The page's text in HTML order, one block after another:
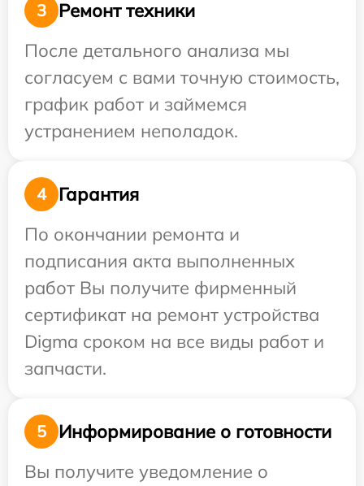
3
Ремонт техники
После детального анализа мы
согласуем с вами точную стоимость,
график работ и займемся
устранением неполадок.
4
Гарантия
По окончании ремонта и
подписания акта выполненных
работ Вы получите фирменный
сертификат на ремонт устройства
Digma сроком на все виды работ и
запчасти.
5
Информирование о готовности
Вы получите уведомление о